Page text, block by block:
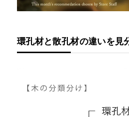
環孔材と散孔材の違いを見